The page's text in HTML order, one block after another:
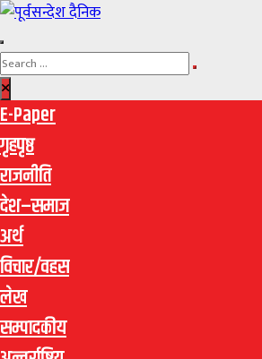
E-Paper
गृहपृष्ठ
राजनीति
देश–समाज
अर्थ
विचार/वहस
लेख
सम्पादकीय